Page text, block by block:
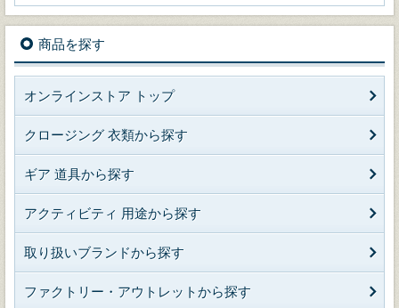
商品を探す
オンラインストア トップ
クロージング 衣類から探す
ギア 道具から探す
アクティビティ 用途から探す
取り扱いブランドから探す
ファクトリー・アウトレットから探す